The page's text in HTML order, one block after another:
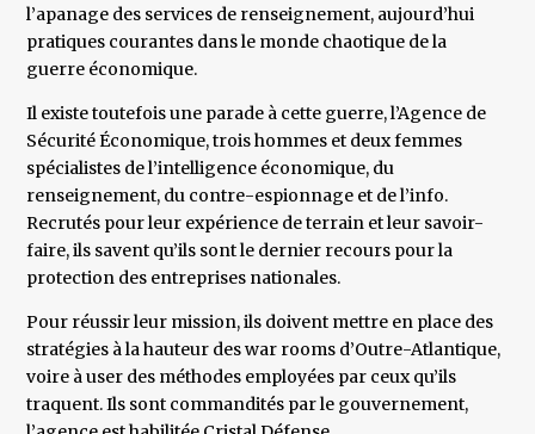
l’apanage des services de renseignement, aujourd’hui
pratiques courantes dans le monde chaotique de la
guerre économique.
Il existe toutefois une parade à cette guerre, l’Agence de
Sécurité Économique, trois hommes et deux femmes
spécialistes de l’intelligence économique, du
renseignement, du contre-espionnage et de l’info.
Recrutés pour leur expérience de terrain et leur savoir-
faire, ils savent qu’ils sont le dernier recours pour la
protection des entreprises nationales.
Pour réussir leur mission, ils doivent mettre en place des
stratégies à la hauteur des war rooms d’Outre-Atlantique,
voire à user des méthodes employées par ceux qu’ils
traquent. Ils sont commandités par le gouvernement,